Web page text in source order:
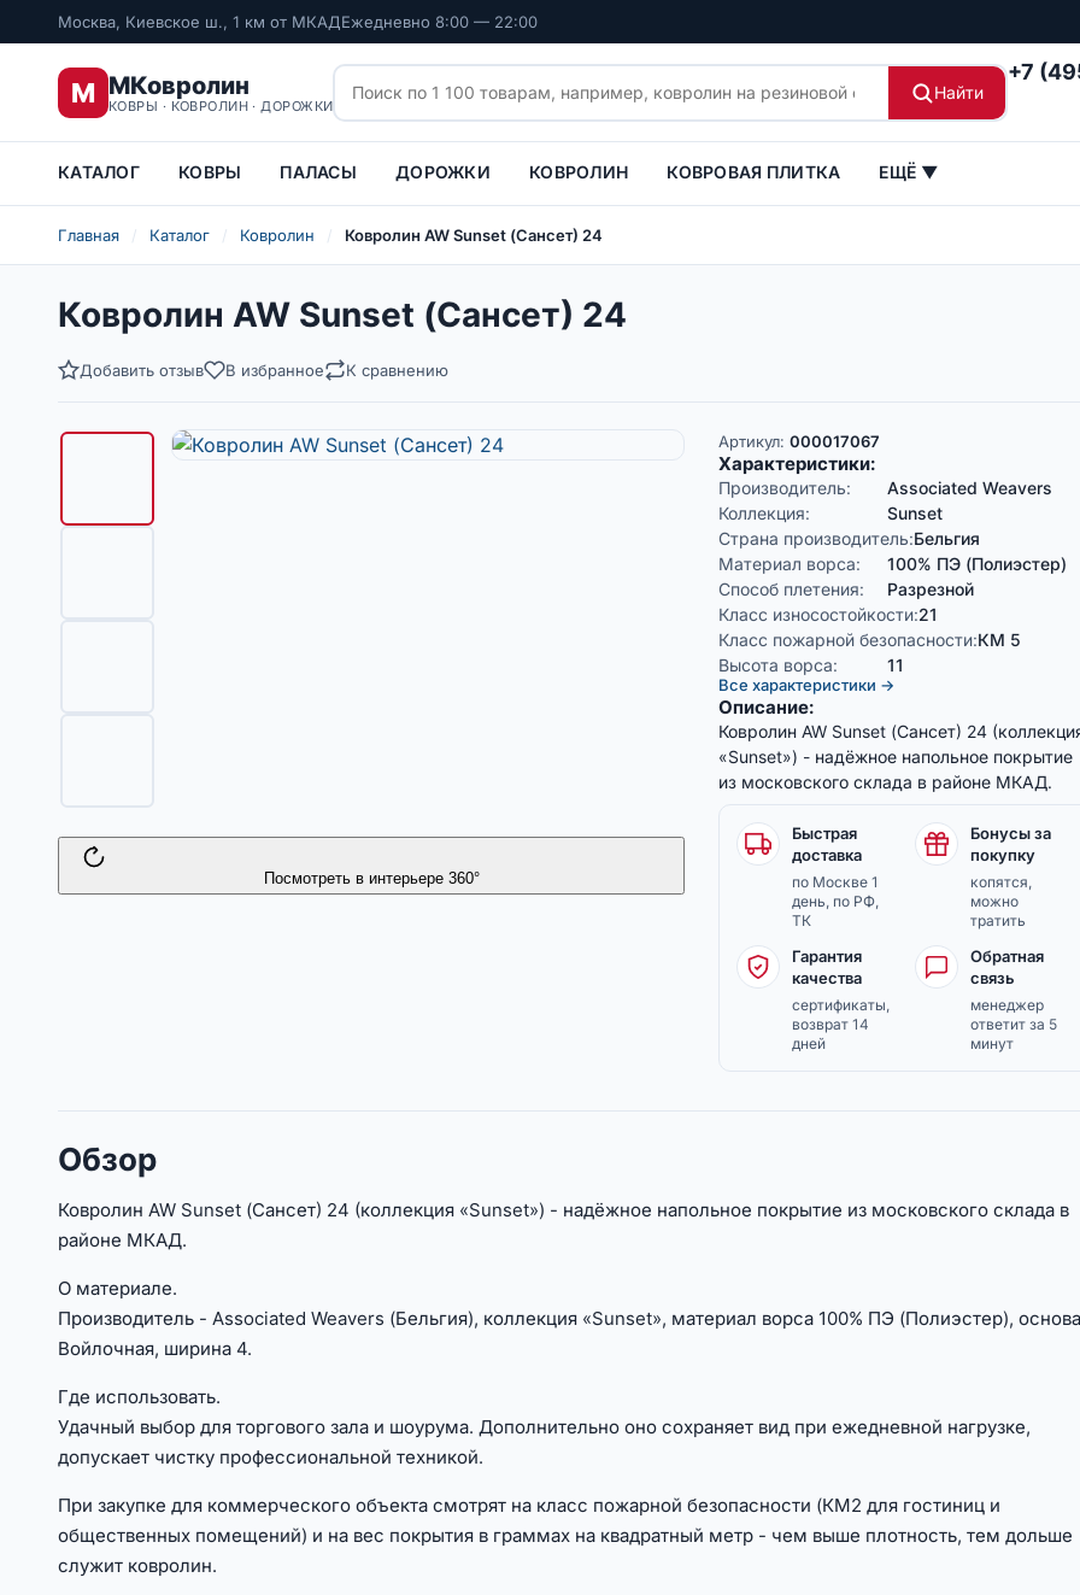
Москва, Киевское ш., 1 км от МКАДЕжедневно 8:00 — 22:00
М МКовролин
КОВРЫ · КОВРОЛИН · ДОРОЖКИ
Найти
+7
КАТАЛОГ КОВРЫ ПАЛАСЫ ДОРОЖКИ КОВРОЛИН КОВРОВАЯ ПЛИТКА ЕЩЁ ▼
Главная / Каталог / Ковролин / Ковролин AW Sunset (Сансет) 24
Ковролин AW Sunset (Сансет) 24
Добавить отзыв В избранное К сравнению
Посмотреть в интерьере 360°
Артикул: 000017067
Характеристики:
Производитель:
Associated Weavers
Коллекция:
Sunset
Страна производитель:Бельгия
Материал ворса:
100% ПЭ (Полиэстер)
Способ плетения:
Разрезной
Класс износостойкости:21
Класс пожарной безопасности:КМ 5
Высота ворса:
11
Все характеристики →
Описание:
Ковролин AW Sunset (Сансет) 24
«Sunset») - надёжное напольное покрытие
из московского склада в районе МКАД.
Быстрая
доставка
по Москве 1
день, по РФ,
ТК
Бонусы за
покупку
копятся,
можно
тратить
Гарантия
качества
сертификаты,
возврат 14
дней
Обратная
связь
менеджер
ответит за 5
минут
Обзор
Ковролин AW Sunset (Сансет) 24 (коллекция «Sunset») - надёжное напольное покрытие из московского склада в
районе МКАД.
О материале.
Производитель - Associated Weavers (Бельгия), коллекция «Sunset», материал ворса 100% ПЭ (Полиэстер), основа
Войлочная, ширина 4.
Где использовать.
Удачный выбор для торгового зала и шоурума. Дополнительно оно сохраняет вид при ежедневной нагрузке,
допускает чистку профессиональной техникой.
При закупке для коммерческого объекта смотрят на класс пожарной безопасности (КМ2 для гостиниц и
общественных помещений) и на вес покрытия в граммах на квадратный метр - чем выше плотность, тем дольше
служит ковролин.